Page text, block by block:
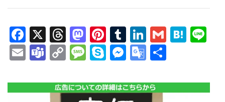
Facebook
X Threads
Mastodon
Pinterest
Tumblr
LinkedIn
Gmail
EmailTeams
CopyMessage
SkypeMessenger
Google